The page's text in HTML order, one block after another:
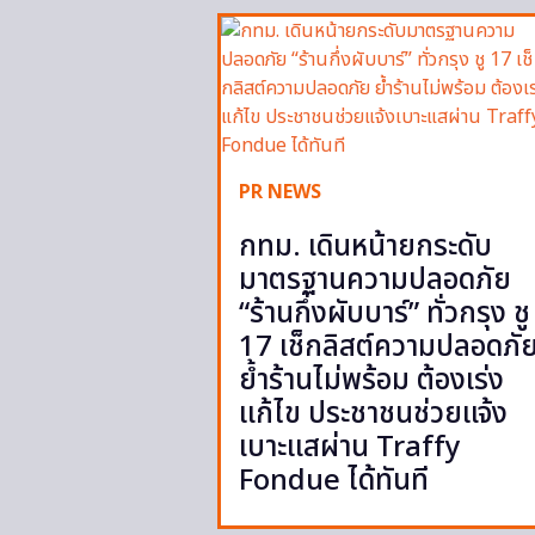
PR NEWS
กทม. เดินหน้ายกระดับ
มาตรฐานความปลอดภัย
“ร้านกึ่งผับบาร์” ทั่วกรุง ชู
17 เช็กลิสต์ความปลอดภั
ย้ำร้านไม่พร้อม ต้องเร่ง
แก้ไข ประชาชนช่วยแจ้ง
เบาะแสผ่าน Traffy
Fondue ได้ทันที